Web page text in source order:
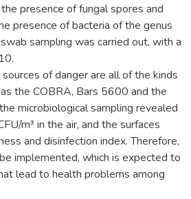
presence of fungal spores and
presence of bacteria of the genus
sampling was carried out, with a
of danger are all of the kinds
the COBRA, Bars 5600 and the
microbiological sampling revealed
m³ in the air, and the surfaces
and disinfection index. Therefore,
implemented, which is expected to
lead to health problems among